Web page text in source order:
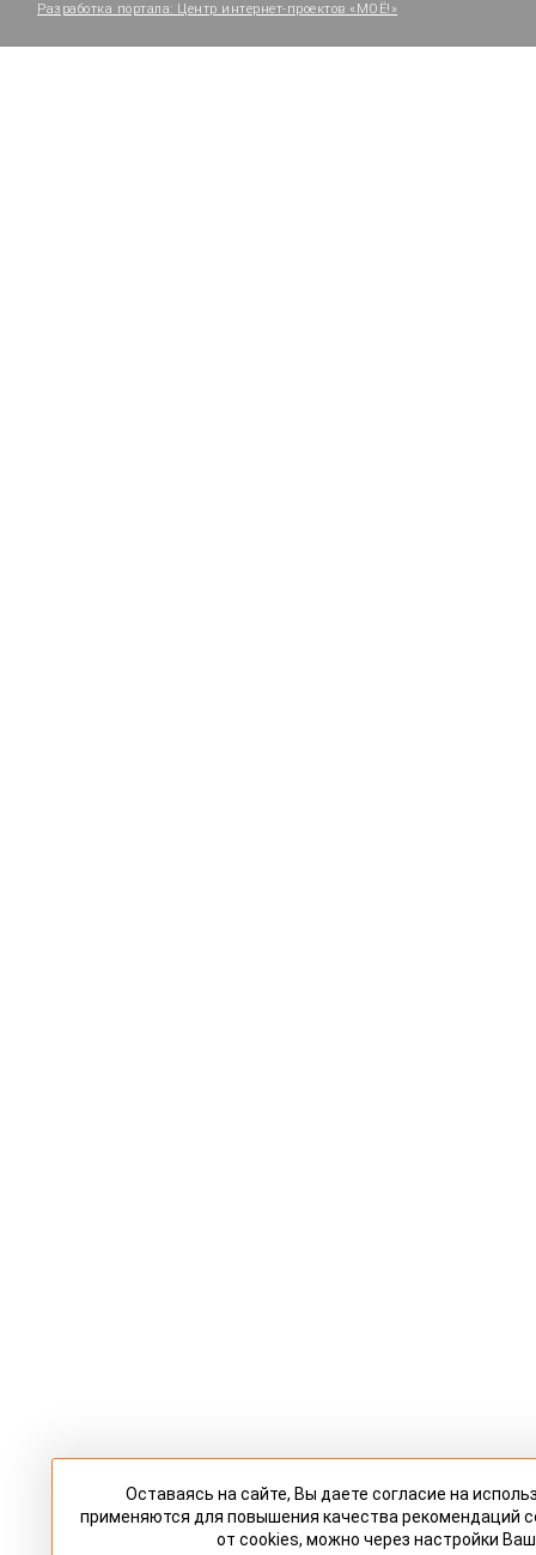
Разработка портала: Центр интернет-проектов «МОЁ!»
Оставаясь на сайте, Вы даете согласие на
применяются для повышения качества рекомендаций
от cookies, можно через настройки